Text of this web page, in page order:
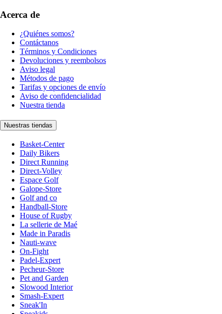
Acerca de
¿Quiénes somos?
Contáctanos
Términos y Condiciones
Devoluciones y reembolsos
Aviso legal
Métodos de pago
Tarifas y opciones de envío
Aviso de confidencialidad
Nuestra tienda
Nuestras tiendas
Basket-Center
Daily Bikers
Direct Running
Direct-Volley
Espace Golf
Galope-Store
Golf and co
Handball-Store
House of Rugby
La sellerie de Maé
Made in Paradis
Nauti-wave
On-Fight
Padel-Expert
Pecheur-Store
Pet and Garden
Slowood Interior
Smash-Expert
Sneak'In